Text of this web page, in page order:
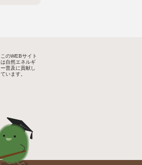
このWEBサイト
は自然エネルギ
ー普及に貢献し
ています。